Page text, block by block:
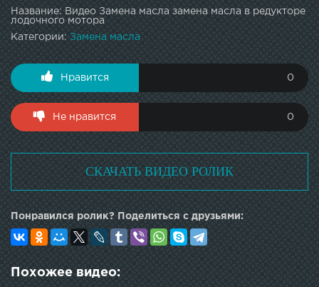
Название: Видео Замена масла замена масла в редукторе
лодочного мотора
Категории:Замена масла
Нравится 0
Не нравится 0
СКАЧАТЬ ВИДЕО РОЛИК
Понравился ролик? Поделиться с друзьями:
Похожее видео: